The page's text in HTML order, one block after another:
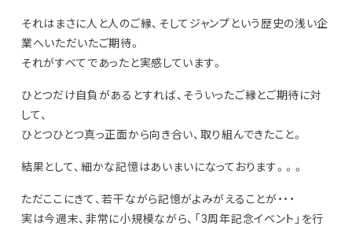
それはまさに人と人のご縁、そしてジャンプという歴史の浅い企
業へいただいたご期待。
それがすべてであったと実感しています。
ひとつだけ自負があるとすれば、そういったご縁とご期待に対
して、
ひとつひとつ真っ正面から向き合い、取り組んできたこと。
結果として、細かな記憶はあいまいになっております。。。
ただここにきて、若干ながら記憶がよみがえることが・・・
実は今週末、非常に小規模ながら、「3周年記念イベント」を行